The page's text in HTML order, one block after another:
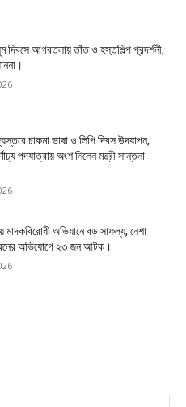
দিবসে আগরতলায় তাঁত ও হস্তশিল্প প্রদর্শনী,
চাকমা ভাষা ও লিপি দিবস উদযাপন,
পদযাত্রায় অংশ নিলেন মন্ত্রী সান্তনা
মাদকবিরোধী অভিযানে বড় সাফল্য, নেশা
অভিযোগে ২৩ জন আটক।